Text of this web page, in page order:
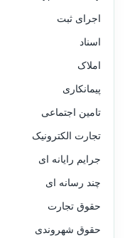
اجرای ثبت
اسناد
املاک
پیمانکاری
تامین اجتماعی
تجارت الکترونیک
جرایم رایانه ای
چند رسانه ای
حقوق تجارت
حقوق شهروندی